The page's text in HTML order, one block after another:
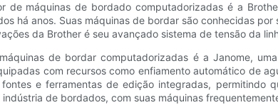
de máquinas de bordado computadorizadas é a
há anos. Suas máquinas de bordar são conhecidas
da Brother é seu avançado sistema de tensão da
de bordar computadorizadas é a Janome,
com recursos como enfiamento automático de
e ferramentas de edição integradas, permitindo
de bordados, com suas máquinas